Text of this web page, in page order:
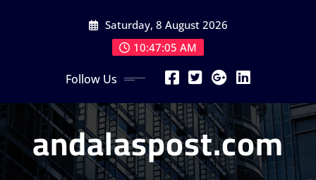
Saturday, 8 August 2026
10:47:07 AM
Follow Us
andalaspost.com